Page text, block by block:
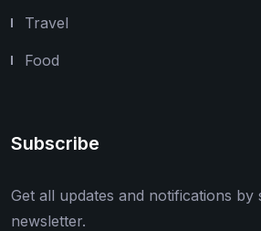
Travel
Food
Subscribe
Get all updates and notifications
newsletter.